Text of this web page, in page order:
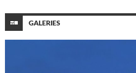
GALERIES